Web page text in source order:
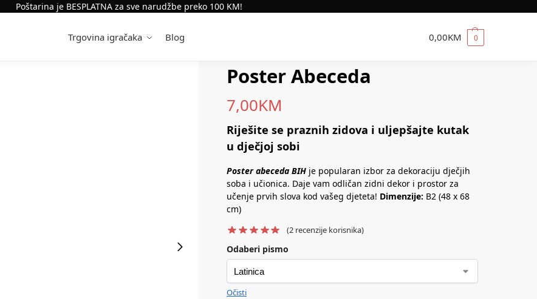
Poštarina je BESPLATNA za sve narudžbe preko 100 KM!
Trgovina igračaka Blog 0,00KM 0
Poster Abeceda
7,00KM
Riješite se praznih zidova i uljepšajte kutak
u dječjoj sobi
Poster abeceda BIH je popularan izbor za dekoraciju dječjih
soba i učionica. Daje vam odličan zidni dekor i prostor za
učenje prvih slova kod vašeg djeteta! Dimenzije: B2 (48 x 68
cm)
(2 recenzije korisnika)
Odaberi pismo
Očisti